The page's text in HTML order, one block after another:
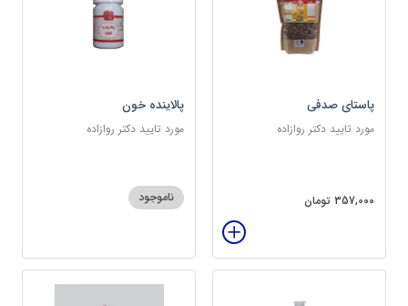
پاستای صدفی
مورد تایید دکتر روازاده
357,000 تومان
پالاینده خون
مورد تایید دکتر روازاده
ناموجود